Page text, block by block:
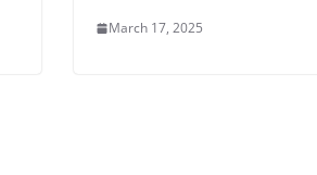
March 17, 2025